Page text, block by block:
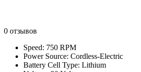
0 отзывов
Speed: 750 RPM
Power Source: Cordless-Electric
Battery Cell Type: Lithium